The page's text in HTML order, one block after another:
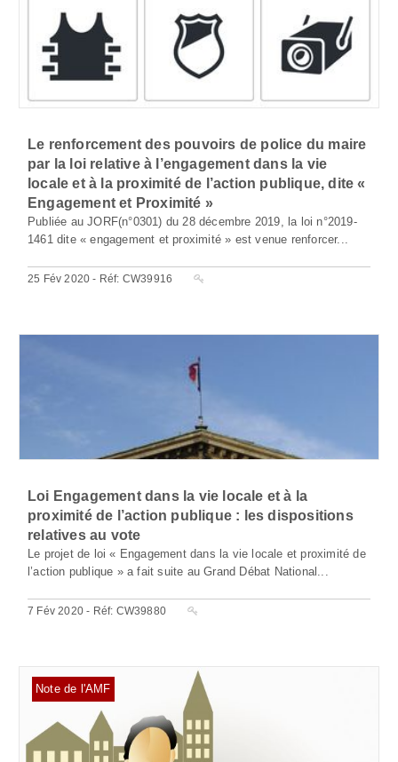
Le renforcement des pouvoirs de police du maire
par la loi relative à l’engagement dans la vie
locale et à la proximité de l’action publique, dite «
Engagement et Proximité »
Publiée au JORF(n°0301) du 28 décembre 2019, la loi n°2019-
1461 dite « engagement et proximité » est venue renforcer...
25 Fév 2020 - Réf: CW39916
Loi Engagement dans la vie locale et à la
proximité de l’action publique : les dispositions
relatives au vote
Le projet de loi « Engagement dans la vie locale et proximité de
l’action publique » a fait suite au Grand Débat National...
7 Fév 2020 - Réf: CW39880
Note de l'AMF